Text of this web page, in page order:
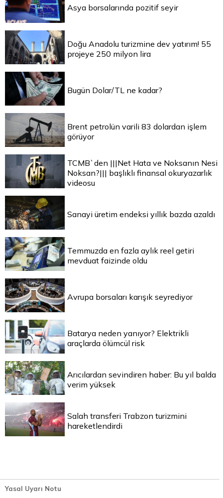
Asya borsalarında pozitif seyir
Doğu Anadolu turizmine dev yatırım! 55
projeye 250 milyon lira
Bugün Dolar/TL ne kadar?
Brent petrolün varili 83 dolardan işlem
görüyor
TCMB`den |||Net Hata ve Noksanın Nesi
Noksan?||| başlıklı finansal okuryazarlık
videosu
Sanayi üretim endeksi yıllık bazda azaldı
Temmuzda en fazla aylık reel getiri
mevduat faizinde oldu
Avrupa borsaları karışık seyrediyor
Batarya neden yanıyor? Elektrikli
araçlarda ölümcül risk
Arıcılardan sevindiren haber: Bu yıl balda
verim yüksek
Salah transferi Trabzon turizmini
hareketlendirdi
Yasal Uyarı Notu